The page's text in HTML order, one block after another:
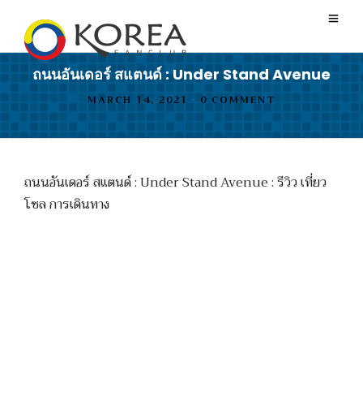
ถนนอันเดอร์ สแตนด์ : Under Stand Avenue
MARCH 14, 2021 • 0 COMMENT
ถนนอันเดอร์ สแตนด์ : Under Stand Avenue : รีวิว เที่ยว
โซล การเดินทาง